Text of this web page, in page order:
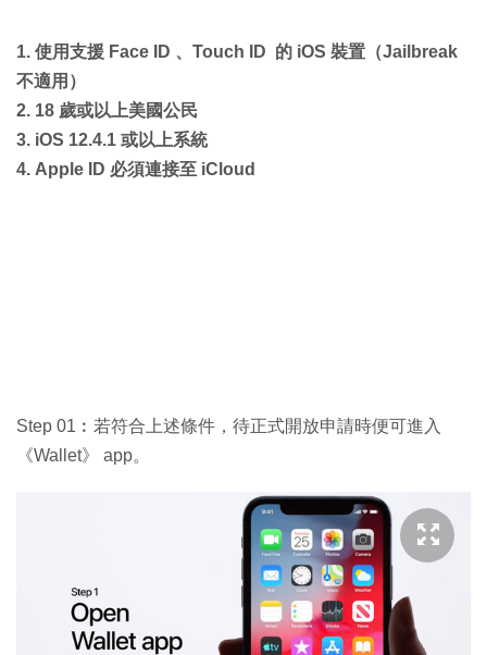
1. 使用支援 Face ID 、Touch ID 的 iOS 裝置（Jailbreak
不適用）
2. 18 歲或以上美國公民
3. iOS 12.4.1 或以上系統
4. Apple ID 必須連接至 iCloud
Step 01︰若符合上述條件，待正式開放申請時便可進入
《Wallet》 app。